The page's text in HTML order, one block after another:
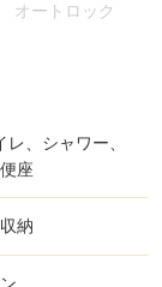
オートロック
、シャワー、
座
納